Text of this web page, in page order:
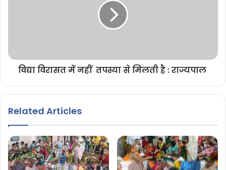
विद्या विरासत में नहीं तपस्या से मिलती है : राज्यपाल
Related Articles